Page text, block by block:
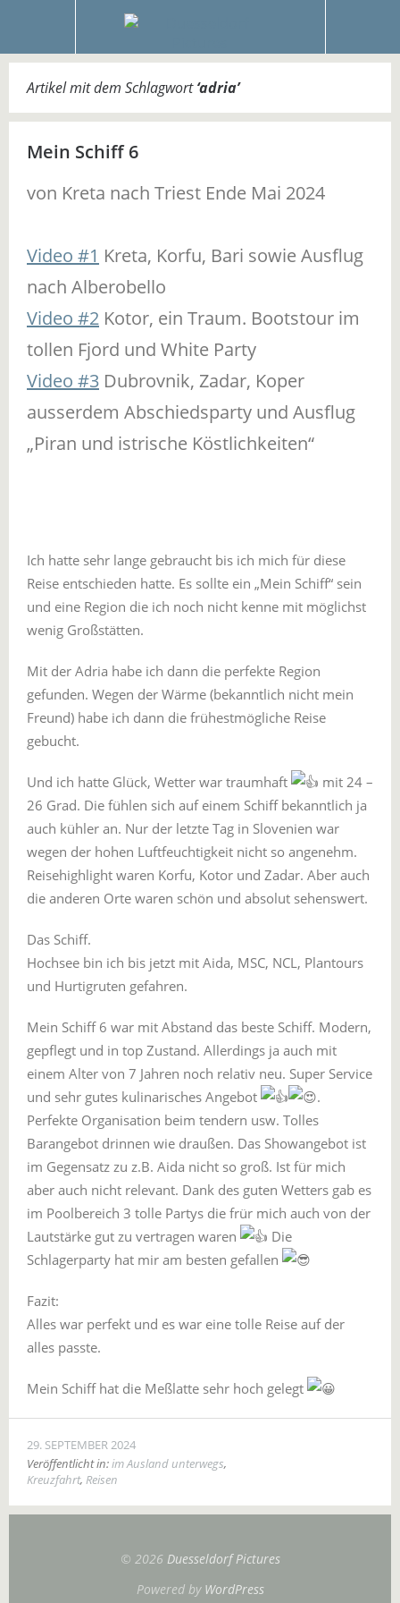
Artikel mit dem Schlagwort‘adria’
Mein Schiff 6
von Kreta nach Triest Ende Mai 2024
Video #1 Kreta, Korfu, Bari sowie Ausflug
nach Alberobello
Video #2 Kotor, ein Traum. Bootstour im
tollen Fjord und White Party
Video #3 Dubrovnik, Zadar, Koper
ausserdem Abschiedsparty und Ausflug
„Piran und istrische Köstlichkeiten“
Ich hatte sehr lange gebraucht bis ich mich für diese
Reise entschieden hatte. Es sollte ein „Mein Schiff“ sein
und eine Region die ich noch nicht kenne mit möglichst
wenig Großstätten.
Mit der Adria habe ich dann die perfekte Region
gefunden. Wegen der Wärme (bekanntlich nicht mein
Freund) habe ich dann die frühestmögliche Reise
gebucht.
Und ich hatte Glück, Wetter war traumhaft
mit 24 –
26 Grad. Die fühlen sich auf einem Schiff bekanntlich ja
auch kühler an. Nur der letzte Tag in Slovenien war
wegen der hohen Luftfeuchtigkeit nicht so angenehm.
Reisehighlight waren Korfu, Kotor und Zadar. Aber auch
die anderen Orte waren schön und absolut sehenswert.
Das Schiff.
Hochsee bin ich bis jetzt mit Aida, MSC, NCL, Plantours
und Hurtigruten gefahren.
Mein Schiff 6 war mit Abstand das beste Schiff. Modern,
gepflegt und in top Zustand. Allerdings ja auch mit
einem Alter von 7 Jahren noch relativ neu. Super Service
und sehr gutes kulinarisches Angebot
.
Perfekte Organisation beim tendern usw. Tolles
Barangebot drinnen wie draußen. Das Showangebot ist
im Gegensatz zu z.B. Aida nicht so groß. Ist für mich
aber auch nicht relevant. Dank des guten Wetters gab es
im Poolbereich 3 tolle Partys die frür mich auch von der
Lautstärke gut zu vertragen waren
Die
Schlagerparty hat mir am besten gefallen
Fazit:
Alles war perfekt und es war eine tolle Reise auf der
alles passte.
Mein Schiff hat die Meßlatte sehr hoch gelegt
29. SEPTEMBER 2024
Veröffentlicht in:im Ausland unterwegs,
Kreuzfahrt, Reisen
© 2026 Duesseldorf Pictures
Powered by WordPress